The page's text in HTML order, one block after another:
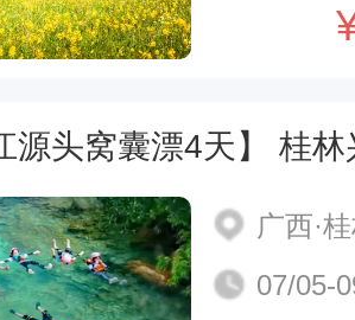
囊漂4天】 桂林兴坪漓江十里画廊 银子岩 西街 遇龙
广西·
07/05-